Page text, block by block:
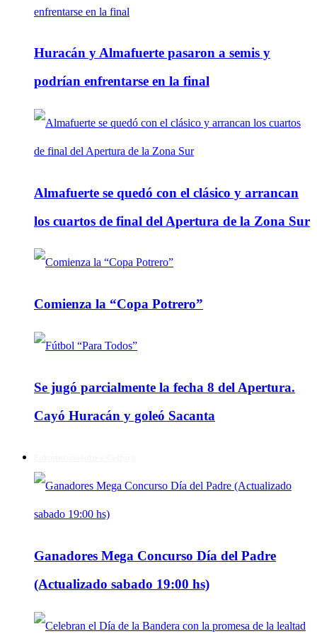
Huracán y Almafuerte pasaron a semis y
podrían enfrentarse en la final
Almafuerte se quedó con el clásico y arrancan
los cuartos de final del Apertura de la Zona Sur
Comienza la “Copa Potrero”
Se jugó parcialmente la fecha 8 del Apertura.
Cayó Huracán y goleó Sacanta
Ganadores Mega Concurso Día del Padre
(Actualizado sabado 19:00 hs)